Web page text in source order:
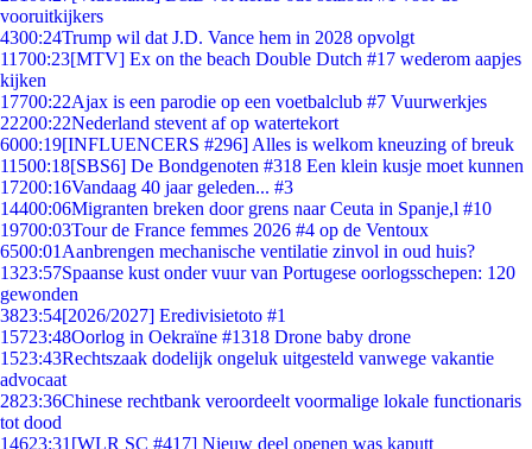
vooruitkijkers
4300:24Trump wil dat J.D. Vance hem in 2028 opvolgt
11700:23[MTV] Ex on the beach Double Dutch #17 wederom aapjes
kijken
17700:22Ajax is een parodie op een voetbalclub #7 Vuurwerkjes
22200:22Nederland stevent af op watertekort
6000:19[INFLUENCERS #296] Alles is welkom kneuzing of breuk
11500:18[SBS6] De Bondgenoten #318 Een klein kusje moet kunnen
17200:16Vandaag 40 jaar geleden... #3
14400:06Migranten breken door grens naar Ceuta in Spanje,l #10
19700:03Tour de France femmes 2026 #4 op de Ventoux
6500:01 Aanbrengen mechanische ventilatie zinvol in oud huis?
1323:57Spaanse kust onder vuur van Portugese oorlogsschepen: 120
gewonden
3823:54[2026/2027] Eredivisietoto #1
15723:48Oorlog in Oekraïne #1318 Drone baby drone
1523:43Rechtszaak dodelijk ongeluk uitgesteld vanwege vakantie
advocaat
2823:36Chinese rechtbank veroordeelt voormalige lokale functionaris
tot dood
14623:31 [WLR SC #417] Nieuw deel openen was kaputt